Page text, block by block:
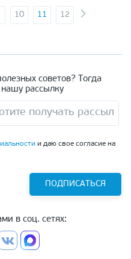
10 11 12
советов? Тогда
рассылку
и даю свое согласие на
ПОДПИСАТЬСЯ
в соц. сетях: